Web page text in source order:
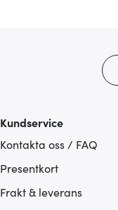
Kundservice
Kontakta oss / FAQ
Presentkort
Frakt & leverans